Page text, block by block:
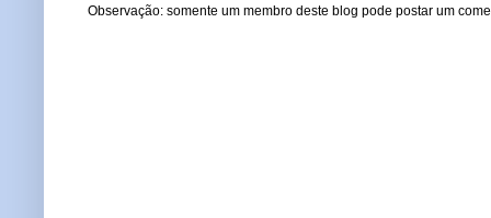
Observação: somente um membro deste blog pode postar um